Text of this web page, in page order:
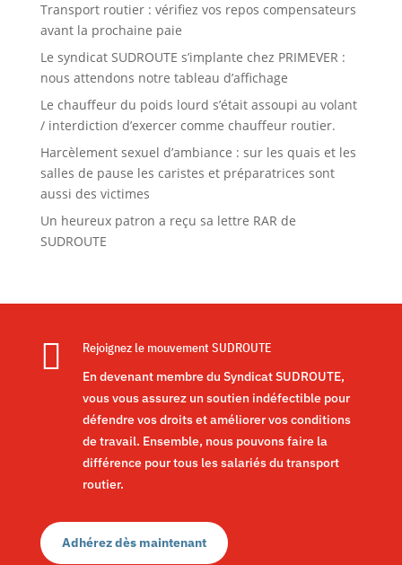
Transport routier : vérifiez vos repos compensateurs
avant la prochaine paie
Le syndicat SUDROUTE s’implante chez PRIMEVER :
nous attendons notre tableau d’affichage
Le chauffeur du poids lourd s’était assoupi au volant
/ interdiction d’exercer comme chauffeur routier.
Harcèlement sexuel d’ambiance : sur les quais et les
salles de pause les caristes et préparatrices sont
aussi des victimes
Un heureux patron a reçu sa lettre RAR de
SUDROUTE

Rejoignez le mouvement SUDROUTE
En devenant membre du Syndicat SUDROUTE,
vous vous assurez un soutien indéfectible pour
défendre vos droits et améliorer vos conditions
de travail. Ensemble, nous pouvons faire la
différence pour tous les salariés du transport
routier.
Adhérez dès maintenant